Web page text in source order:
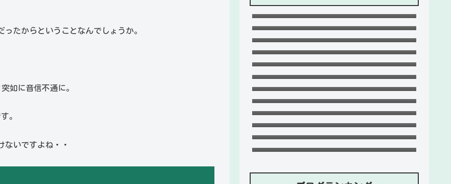
たからということなんでしょうか。
如に音信不通に。
。
ないですよね・・
親はアメリカ人のハーフ！7人大家
族！
Lazの彼女や身長に大学・年齢は？イ
ケメンプロゲーマーの経歴！
【ZETA】
竹下パラダイスだーご本名や年齢に
身長は？恋愛対象やイケメンかも調
査！
可愛い政田夢乃選手に彼氏の存在が
気になる！本当に不倫をしているの
か？家族構成がどうなっているの
か？を徹底調査！
千早茜の恋人や結婚した夫は誰？子
供や本名に高校は？引越は離婚が理
由？
末永けいの経歴や学歴(高校大学)
は？妻(嫁)は末永ゆかりで離婚し
た？
福田こうへいの結婚相手の嫁(妻)や
子供(娘・息子)など家族構成まと
め！
おだけいの元カノ人気歌手はちゃん
みな！過去の匂わせや動画流出の犯
人は？
ドンマイ川端は結婚した嫁がいる？
母親・兄妹・父親に年収や学歴経歴
も！
五条院凌のすっぴんや足太い画像が
ヤバい！本当は美脚でスタイル良
い？
デジポリスは東京だけ？大阪や埼
玉・神奈川・愛知など他の地域にも
ある？
フジロック2023民間駐車場予約方
法！当日受付や出し入れOKか調査！